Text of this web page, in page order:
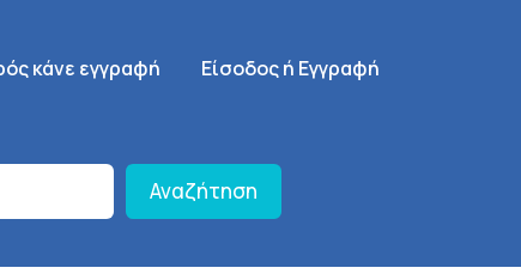
κάνε εγγραφή SignUp Menu
Είσοδος ή Εγγραφή
Αναζήτηση